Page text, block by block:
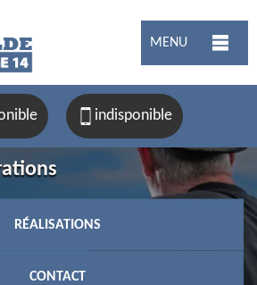
MENU
indisponible
RÉALISATIONS
CONTACT